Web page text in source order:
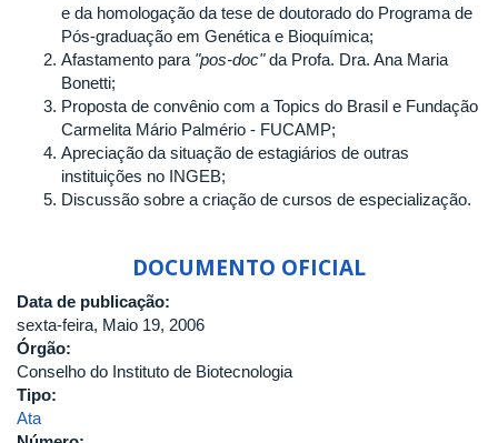
e da homologação da tese de doutorado do Programa de
Pós-graduação em Genética e Bioquímica;
Afastamento para "pos-doc"da Profa. Dra. Ana Maria
Bonetti;
Proposta de convênio com a Topics do Brasil e Fundação
Carmelita Mário Palmério - FUCAMP;
Apreciação da situação de estagiários de outras
instituições no INGEB;
Discussão sobre a criação de cursos de especialização.
DOCUMENTO OFICIAL
Data de publicação:
sexta-feira, Maio 19, 2006
Órgão:
Conselho do Instituto de Biotecnologia
Tipo:
Ata